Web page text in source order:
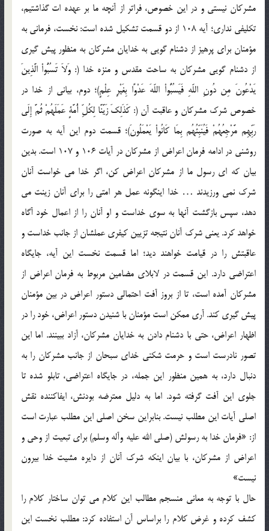
مشرکان نيستي و در اين خصوص، فراتر از آنچه ما بر عهده ات گذاشتيم،
تکليفي نداري؛ آيه 108 از دو قسمت تشکيل شده است: نخست، فرماني به
مؤمنان براي پرهيز از دشنام گويي به خدايان مشرکان به منظور پيش گيري
از دشنام گويي مشرکان به ساحت مقدس و منزه خدا (: وَلاَ تَسُبُّواْ الَّذِينَ
يَدْعُونَ مِن دُونِ اللّهِ فَيَسُبُّواْ اللّهَ عَدْوًا بِغَيْرِ عِلْمٍ)؛ دوم، بياني از خدا در
خصوص شرک مشرکان و عاقبت آن (: كَذَلِكَ زَيَّنَّا لِكُلِّ أُمَّةٍ عَمَلَهُمْ ثُمَّ إِلَى
رَبِّهِم مَّرْجِعُهُمْ فَيُنَبِّئُهُم بِمَا كَانُواْ يَعْمَلُونَ)؛ قسمت دوم اين آيه به صورت
روشني در ادامه فرمان اعراض از مشرکان در آيات 106 و 107 است. بدين
بيان که اي رسول ما از مشرکان اعراض کن، اگر خدا مي خواست آنان
شرک نمي ورزيدند … خدا اينگونه عمل هر امتي را براي آنان زينت مي
دهد، سپس بازگشت آنها به سوي خداست و او آنان را از اعمال خود آگاه
خواهد کرد. يعني شرک آنان نتيجه تزيين کيفري عملشان از جانب خداست و
عاقبتش را در قيامت خواهند ديد؛ اما قسمت نخست اين آيه، جايگاه
اعتراضي دارد. اين قسمت در لابلاي مضامين مربوط به فرمان اعراض از
مشرکان آمده است، تا از بروز آفت احتمالي دستور اعراض در بين مؤمنان
پيش گيري کند. آري ممکن است مؤمنان با شنيدن دستور اعراض، خود را در
اظهار اعراض، حتي با دشنام دادن به خدايان مشرکان، آزاد ببينند. اما اين
تصور نادرست است و حرمت شکني خداي سبحان از جانب مشرکان را به
دنبال دارد، به همين منظور اين جمله، در جايگاه اعتراضي، تابلو شده تا
جلوي اين آفت گرفته شود. اما به دليل معترضه بودنش، ايفاکننده نقش
اصلي آيات اين مطلب نيست. بنابراين سخن اصلي اين مطلب عبارت است
از: «فرمان خدا به رسولش (صلي الله عليه وآله وسلم) براي تبعيت از وحي و
اعراض از مشرکان، با بيان اينکه شرک آنان از دايره مشيت خدا بيرون
نيست»
حال با توجه به معاني منسجم مطالب اين کلام مي توان ساختار کلام را
کشف کرده و غرض کلام را براساس آن استفاده کرد: مطلب نخست اين